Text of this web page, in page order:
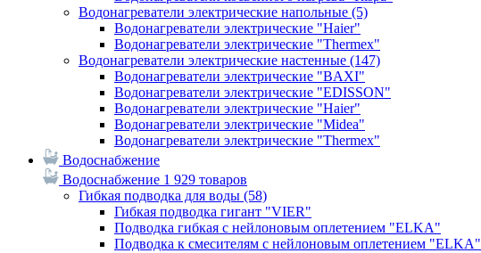
Водонагреватели электрические напольные (5)
Водонагреватели электрические "Haier"
Водонагреватели электрические "Thermex"
Водонагреватели электрические настенные (147)
Водонагреватели электрические "BAXI"
Водонагреватели электрические "EDISSON"
Водонагреватели электрические "Haier"
Водонагреватели электрические "Midea"
Водонагреватели электрические "Thermex"
Водоснабжение
Водоснабжение 1 929 товаров
Гибкая подводка для воды (58)
Гибкая подводка гигант "VIER"
Подводка гибкая с нейлоновым оплетением "ELKA"
Подводка к смесителям с нейлоновым оплетением "ELKA"